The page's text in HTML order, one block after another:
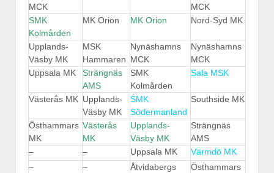
MCK
MCK
SMK
Kolmården
MK Orion MK Orion Nord-Syd MK
Upplands-
Väsby MK
MSK
Hammaren
Nynäshamns
MCK
Nynäshamns
MCK
Uppsala MK
Strängnäs
AMS
SMK
Kolmården
Sala MSK
Västerås MK Upplands-
Väsby MK
SMK
Södermanland
Southside MK
Östhammars
MK
Västerås
MK
Upplands-
Väsby MK
Strängnäs
AMS
–
– Uppsala MK
Värmdö MK
–
–
Åtvidabergs
Östhammars